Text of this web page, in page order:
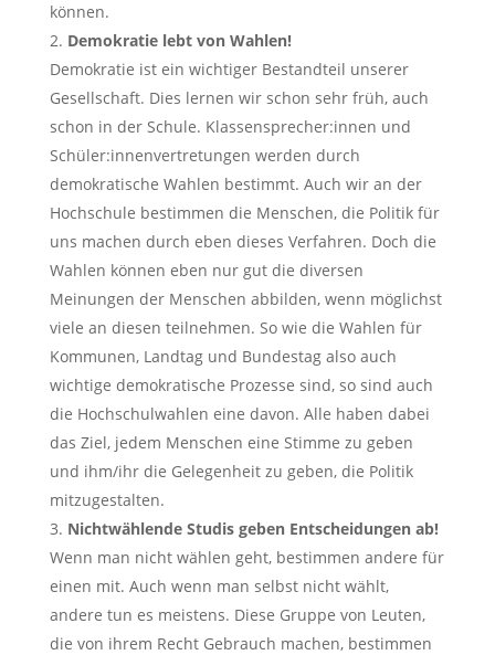
können.
Demokratie lebt von Wahlen!
Demokratie ist ein wichtiger Bestandteil unserer
Gesellschaft. Dies lernen wir schon sehr früh, auch
schon in der Schule. Klassensprecher:innen und
Schüler:innenvertretungen werden durch
demokratische Wahlen bestimmt. Auch wir an der
Hochschule bestimmen die Menschen, die Politik für
uns machen durch eben dieses Verfahren. Doch die
Wahlen können eben nur gut die diversen
Meinungen der Menschen abbilden, wenn möglichst
viele an diesen teilnehmen. So wie die Wahlen für
Kommunen, Landtag und Bundestag also auch
wichtige demokratische Prozesse sind, so sind auch
die Hochschulwahlen eine davon. Alle haben dabei
das Ziel, jedem Menschen eine Stimme zu geben
und ihm/ihr die Gelegenheit zu geben, die Politik
mitzugestalten.
Nichtwählende Studis geben Entscheidungen ab!
Wenn man nicht wählen geht, bestimmen andere für
einen mit. Auch wenn man selbst nicht wählt,
andere tun es meistens. Diese Gruppe von Leuten,
die von ihrem Recht Gebrauch machen, bestimmen